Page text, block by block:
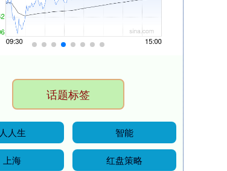
话题标签
人人生 智能
上海 红盘策略